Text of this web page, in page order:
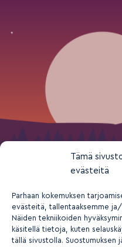
Tämä
evästeitä
Parhaan kokemuksen
evästeitä, tallentaaksemme
Näiden tekniikoiden
käsitellä tietoja, kuten
tällä sivustolla. Suostumuksen